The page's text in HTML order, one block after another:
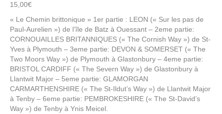
15,00€
« Le Chemin brittonique » 1er partie : LEON (« Sur les pas de
Paul-Aurelien ») de l’île de Batz à Ouessant – 2eme partie:
CORNOUAILLES BRITANNIQUES (« The Cornish Way ») de St-
Yves à Plymouth – 3eme partie: DEVON & SOMERSET (« The
Two Moors Way ») de Plymouth à Glastonbury – 4eme partie:
BRISTOL CARDIFF (« The Severn Way ») de Glastonbury à
Llantwit Major – 5eme partie: GLAMORGAN
CARMARTHENSHIRE (« The St-Ildut’s Way ») de Llantwit Major
à Tenby – 6eme partie: PEMBROKESHIRE (« The St-David’s
Way ») de Tenby à Ynis Meicel.